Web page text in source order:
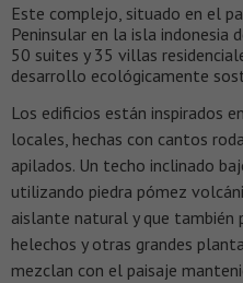
Este complejo, situado en el
Peninsular en la isla indonesia
50 suites y 35 villas
desarrollo ecológicamente
Los edificios están inspirados
locales, hechas con cantos
apilados. Un techo inclinado
utilizando piedra pómez
aislante natural y que también
helechos y otras grandes
mezclan con el paisaje